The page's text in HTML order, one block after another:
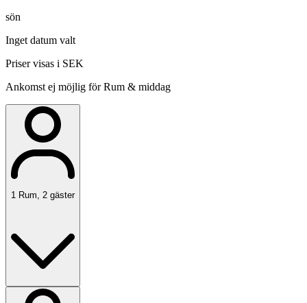
sön
Inget datum valt
Priser visas i SEK
Ankomst ej möjlig för Rum & middag
1 Rum, 2 gäster